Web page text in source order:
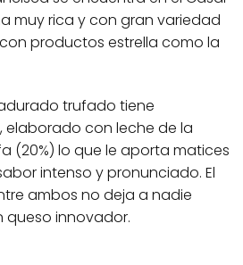
muy rica y con gran variedad
productos estrella como la
trufado tiene
elaborado con leche de la
(20%) lo que le aporta matices
intenso y pronunciado. El
ambos no deja a nadie
queso innovador.